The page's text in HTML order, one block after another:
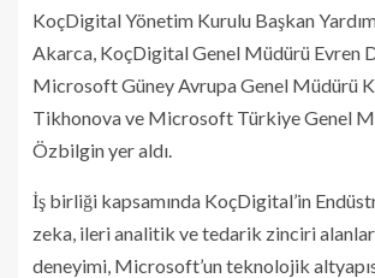
KoçDigital Yönetim Kurulu Başkan
Akarca, KoçDigital Genel Müdürü Evren
Microsoft Güney Avrupa Genel Müdürü
Tikhonova ve Microsoft Türkiye Genel
Özbilgin yer aldı.
İş birliği kapsamında KoçDigital’in
zeka, ileri analitik ve tedarik zinciri
deneyimi, Microsoft’un teknolojik